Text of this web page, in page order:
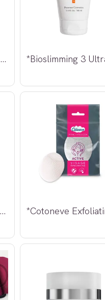
*Bioslimming 3 Active Slim Cream 500ml
*Cooltech Cool Gel Pad 180g 1stk